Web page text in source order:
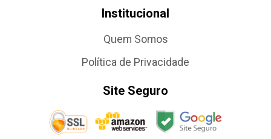
Institucional
Quem Somos
Política de Privacidade
Site Seguro